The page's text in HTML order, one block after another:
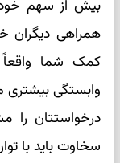
بیش از سهم خود
همراهی دیگران
کمک شما واقعاً
وابستگی بیشتری
درخواستتان را
سخاوت باید با